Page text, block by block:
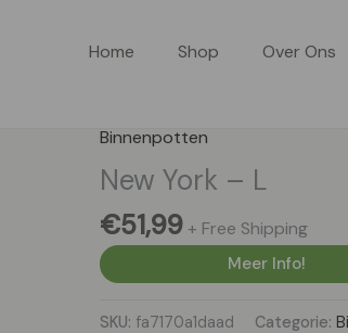
Home Shop Over Ons
Binnenpotten
New York – L
€51,99 + Free Shipping
Meer Info!
SKU: fa7170a1daad Categorie: